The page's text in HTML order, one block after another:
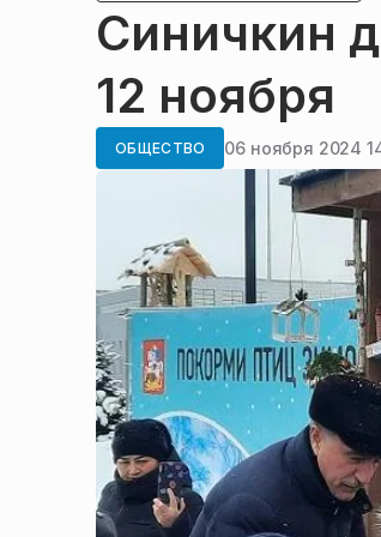
Синичкин
12 ноября
ОБЩЕСТВО 06 ноября 2024